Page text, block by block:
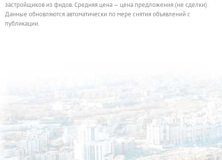
застройщиков из фидов. Средняя цена — цена предложения (не сделки).
Данные обновляются автоматически по мере снятия объявлений с
публикации.